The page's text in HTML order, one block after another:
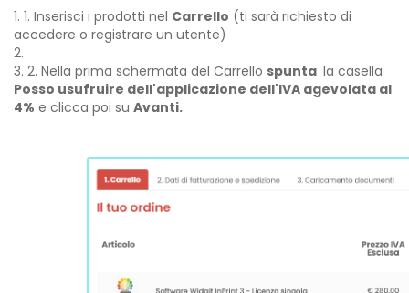
1. Inserisci i prodotti nel Carrello (ti sarà richiesto di
accedere o registrare un utente)
2. Nella prima schermata del Carrello spunta la casella
Posso usufruire dell'applicazione dell'IVA agevolata al
4% e clicca poi su Avanti.